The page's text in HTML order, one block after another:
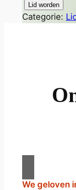
D
Lid worden
Categorie:
We geloven